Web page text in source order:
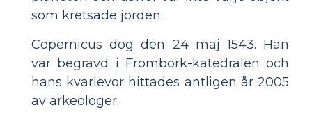
som kretsade jorden.
Copernicus dog den 24 maj 1543. Han
var begravd i Frombork-katedralen och
hans kvarlevor hittades äntligen år 2005
av arkeologer.